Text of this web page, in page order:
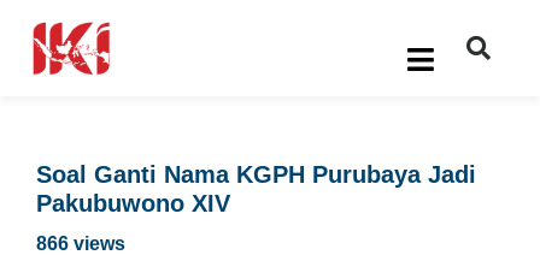
Soal Ganti Nama KGPH Purubaya Jadi
Pakubuwono XIV
866 views